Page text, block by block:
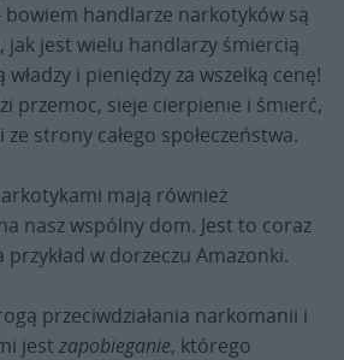
handlarze narkotyków są
jest wielu handlarzy śmiercią
i pieniędzy za wszelką cenę!
przemoc, sieje cierpienie i śmierć,
strony całego społeczeństwa.
mają również
nasz wspólny dom. Jest to coraz
w dorzeczu Amazonki.
przeciwdziałania narkomanii i
jest zapobieganie, którego